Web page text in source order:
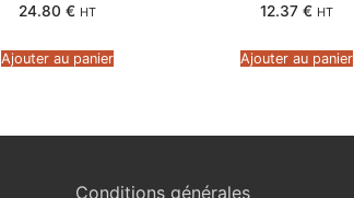
24.80€ HT
Ajouter au panier
12.37€ HT
Ajouter au panier
Conditions générales